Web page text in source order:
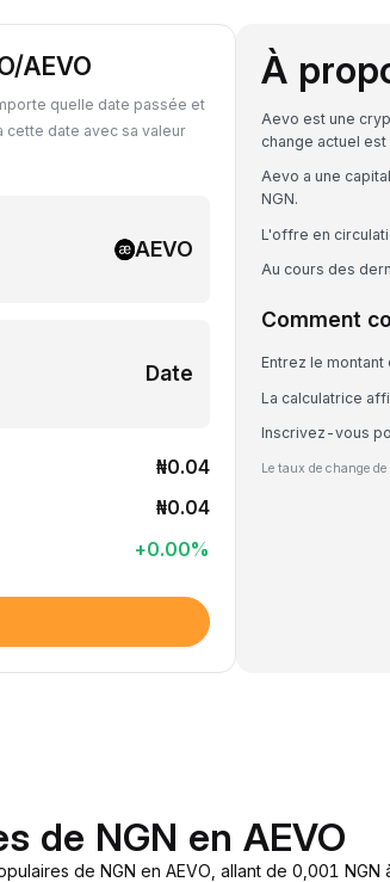
AEVO
quelle date passée et
cette date avec sa valeur
AEVO
Date
₦0.04
₦0.04
+0.00%
À
Aevo est une
change actuel
Aevo a une
NGN.
L'offre en
Au cours des
Comment
Entrez le
La calculatrice
Inscrivez-vous
Le taux de change
de NGN en AEVO
de NGN en AEVO, allant de 0,001